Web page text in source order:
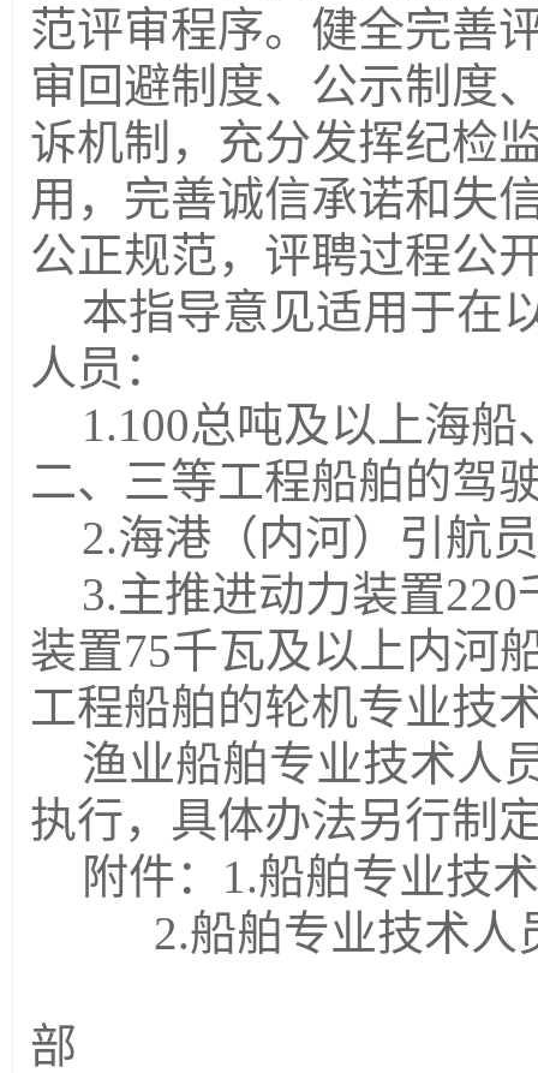
范评审程序。健全完善
审回避制度、公示制度
诉机制，充分发挥纪检
用，完善诚信承诺和失
公正规范，评聘过程公
本指导意见适用于在
人员：
1.100总吨及以上海
二、三等工程船舶的驾
2.海港（内河）引航
3.主推进动力装置
装置75千瓦及以上内河
工程船舶的轮机专业技
渔业船舶专业技术人
执行， 具体办法另行制
附件： 1.船舶专业技
2.船舶专业技术人
部